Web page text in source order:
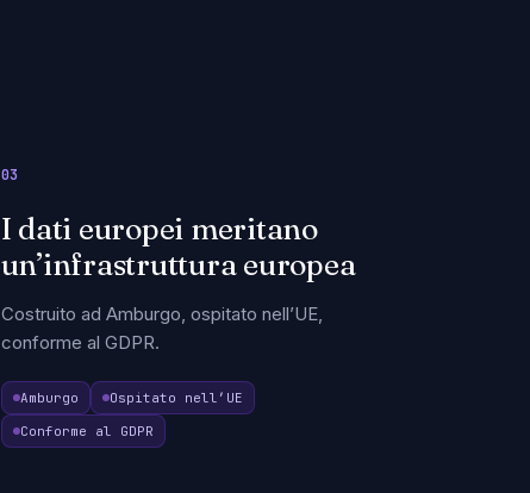
03
I dati europei meritano
un’infrastruttura europea
Costruito ad Amburgo, ospitato nell’UE,
conforme al GDPR.
Amburgo
Ospitato nell’UE
Conforme al GDPR